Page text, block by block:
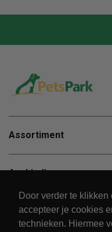
Door verder te
accepteer je cookies
technieken. Hiermee
Assortiment
Aanbiedingen
Klantenservice